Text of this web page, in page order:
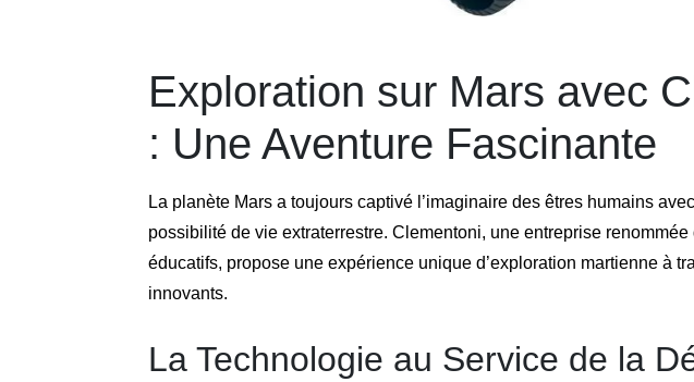
Exploration sur Mars avec
: Une Aventure Fascinante
La planète Mars a toujours captivé l’imaginaire des êtres humains
possibilité de vie extraterrestre. Clementoni, une entreprise
éducatifs, propose une expérience unique d’exploration martienne à
innovants.
La Technologie au Service de la